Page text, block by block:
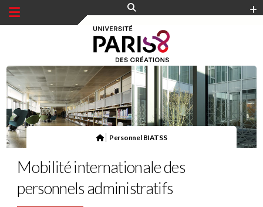
Personnel BIATSS
Mobilité internationale des
personnels administratifs
Panneau de gestion des cookies